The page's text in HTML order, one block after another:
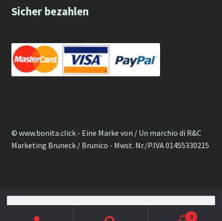
Sicher bezahlen
© www.bonita.click - Eine Marke von / Un marchio di R&C
Marketing Bruneck / Brunico - Mwst. Nr./P.IVA 01455330215
0